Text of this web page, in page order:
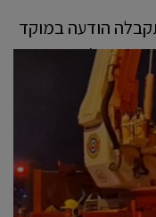
הודעה במוקד
ברח' הסתוונית